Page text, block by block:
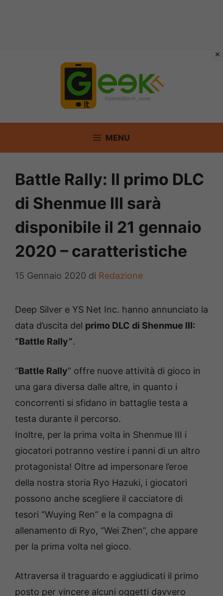
MENU
Battle Rally: Il primo DLC
di Shenmue III sarà
disponibile il 21 gennaio
2020 – caratteristiche
15 Gennaio 2020 di Redazione
Deep Silver e YS Net Inc. hanno annunciato la
data d’uscita del primo DLC di Shenmue III:
“Battle Rally”.
“Battle Rally” offre nuove attività di gioco in
una gara diversa dalle altre, in quanto i
concorrenti si sfidano in battaglie testa a
testa durante il percorso.
Inoltre, per la prima volta in Shenmue III i
giocatori potranno vestire i panni di un altro
protagonista! Oltre ad impersonare l’eroe
della nostra storia Ryo Hazuki, i giocatori
possono anche scegliere il cacciatore di
tesori “Wuying Ren” e la compagna di
allenamento di Ryo, “Wei Zhen”, che appare
per la prima volta nel gioco.
Attraversa il traguardo e aggiudicati il primo
posto per vincere alcuni oggetti davvero